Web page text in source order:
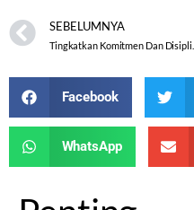
SEBELUMNYA
Facebook
WhatsApp